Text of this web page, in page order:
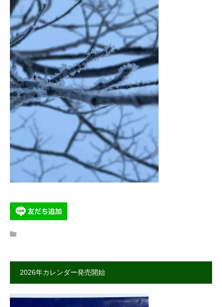
2026年カレンダー発売開始